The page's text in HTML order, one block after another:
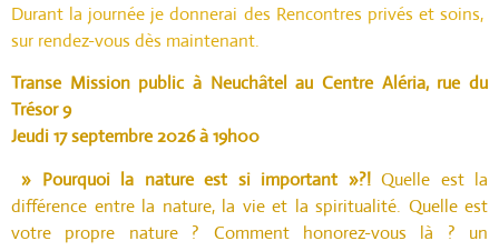
Durant la journée je donnerai des Rencontres privés et soins,
sur rendez-vous dès maintenant.
Transe Mission public à Neuchâtelau Centre Aléria, rue du
Trésor 9
Jeudi 17 septembre 2026 à 19h00
» Pourquoi la nature est si important »?!Quelle est la
différence entre la nature, la vie et la spiritualité. Quelle est
votre propre nature ? Comment honorez-vous là ? un